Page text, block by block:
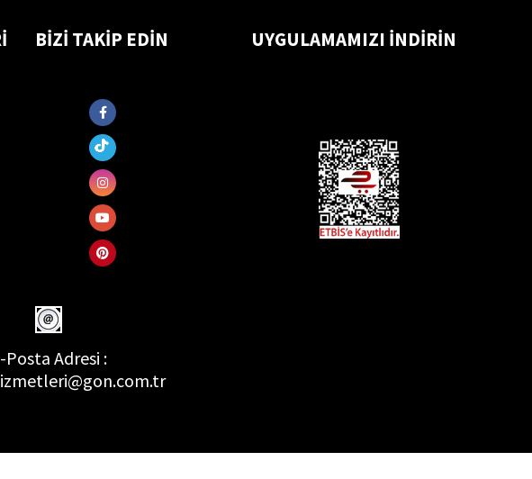
BİZİ TAKİP EDİN UYGULAMAMIZI İNDİRİN
Posta Adresi :